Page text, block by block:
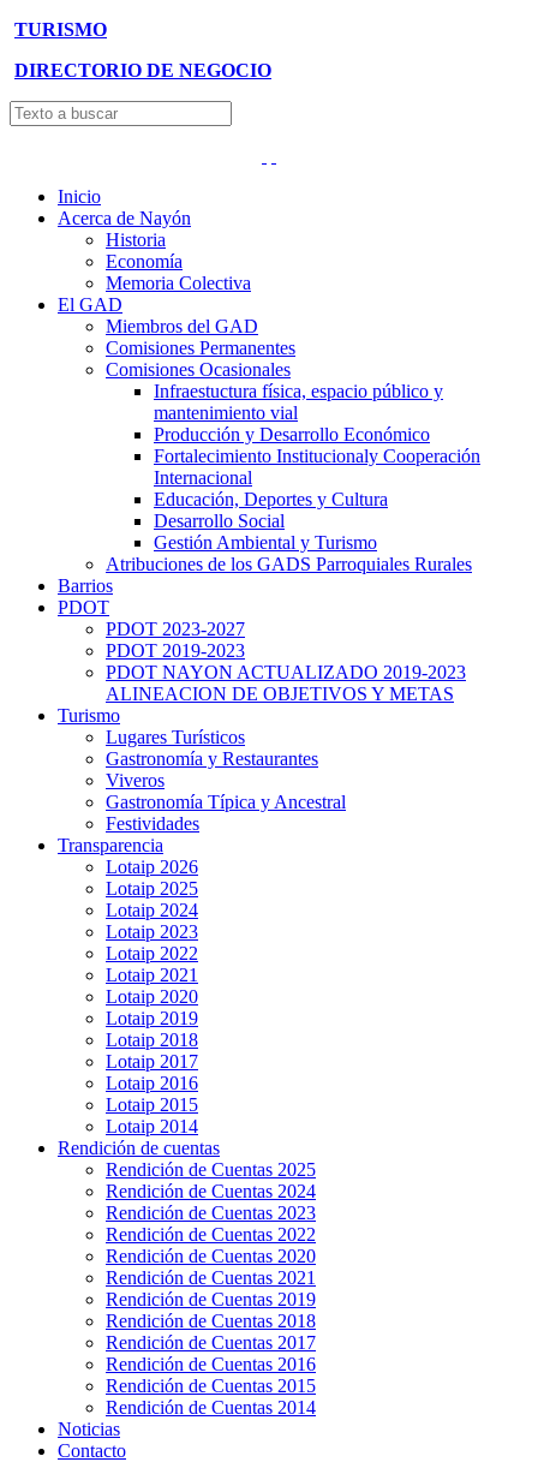
TURISMO
DIRECTORIO DE NEGOCIO
Inicio
Acerca de Nayón
Historia
Economía
Memoria Colectiva
El GAD
Miembros del GAD
Comisiones Permanentes
Comisiones Ocasionales
Infraestuctura física, espacio público y
mantenimiento vial
Producción y Desarrollo Económico
Fortalecimiento Institucionaly Cooperación
Internacional
Educación, Deportes y Cultura
Desarrollo Social
Gestión Ambiental y Turismo
Atribuciones de los GADS Parroquiales Rurales
Barrios
PDOT
PDOT 2023-2027
PDOT 2019-2023
PDOT NAYON ACTUALIZADO 2019-2023
ALINEACION DE OBJETIVOS Y METAS
Turismo
Lugares Turísticos
Gastronomía y Restaurantes
Viveros
Gastronomía Típica y Ancestral
Festividades
Transparencia
Lotaip 2026
Lotaip 2025
Lotaip 2024
Lotaip 2023
Lotaip 2022
Lotaip 2021
Lotaip 2020
Lotaip 2019
Lotaip 2018
Lotaip 2017
Lotaip 2016
Lotaip 2015
Lotaip 2014
Rendición de cuentas
Rendición de Cuentas 2025
Rendición de Cuentas 2024
Rendición de Cuentas 2023
Rendición de Cuentas 2022
Rendición de Cuentas 2020
Rendición de Cuentas 2021
Rendición de Cuentas 2019
Rendición de Cuentas 2018
Rendición de Cuentas 2017
Rendición de Cuentas 2016
Rendición de Cuentas 2015
Rendición de Cuentas 2014
Noticias
Contacto